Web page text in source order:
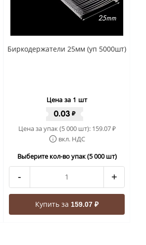
Биркодержатели 25мм (уп 5000шт)
Цена за 1 шт
0.03 ₽
Цена за упак (5 000 шт): 159.07₽
вкл. НДС
Выберите кол-во упак (5 000 шт)
- +
Купить за 159.07 ₽